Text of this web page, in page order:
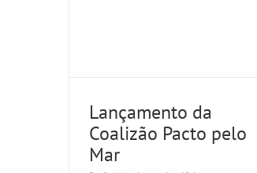
Lançamento da
Coalizão Pacto pelo
Mar